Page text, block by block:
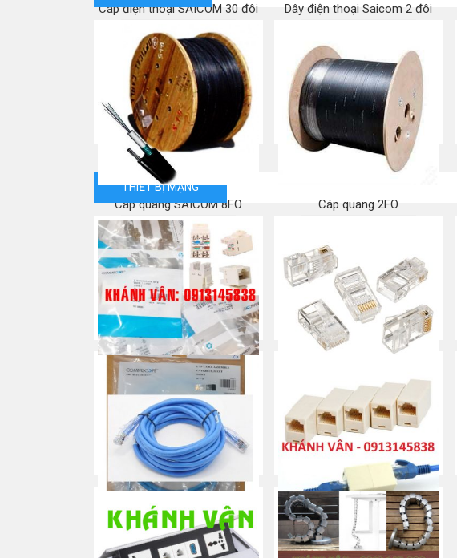
Cáp điện thoại SAICOM 30 đôi
Mua ngay
Dây điện thoại Saicom 2 đôi
Cáp quang SAICOM 8FO
Mua ngay
Cáp quang 2FO
THIẾT BỊ MẠNG
RJ45 Cat 5e – Modular Jack /
Nhân mạng/ Keystone
Mua ngay
RJ45 Cat 5e – Jack/ Plug/
Đầu bấm/ Hạt mạng
Mua ngay
Patch cord Cat 5e/ Dây nhảy
mạng
Đầu nối RJ45 Cat 5E/ Cat 6 –
Connector/ Domino